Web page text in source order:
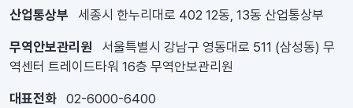
산업통상부 세종시 한누리대로 402 12동, 13동 산업통상부
무역안보관리원
서울특별시 강남구 영동대로 511 (삼성동) 무
역센터 트레이드타워 16층 무역안보관리원
대표전화 02-6000-6400